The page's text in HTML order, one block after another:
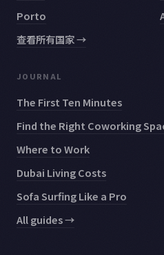
Porto
查看所有国家 →
JOURNAL
The First Ten Minutes
Find the Right Coworking
Where to Work
Dubai Living Costs
Sofa Surfing Like a Pro
All guides →